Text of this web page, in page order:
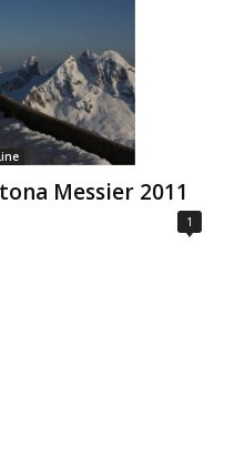
Messier 2011
1